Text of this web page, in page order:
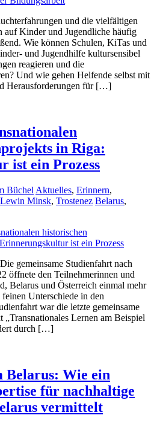
und die vielfältigen
Kinder und Jugendliche häufig
Wie können Schulen, KiTas und
und Jugendhilfe kultursensibel
reagieren und die
Und wie gehen Helfende selbst mit
Herausforderungen für […]
in Riga:
ist ein Prozess
Büchel Aktuelles, Erinnern,
Minsk, Trostenez Belarus,
gemeinsame Studienfahrt nach
öffnete den Teilnehmerinnen und
Belarus und Österreich einmal mehr
Unterschiede in den
war die letzte gemeinsame
Lernen am Beispiel
durch […]
Wie ein
für nachhaltige
vermittelt